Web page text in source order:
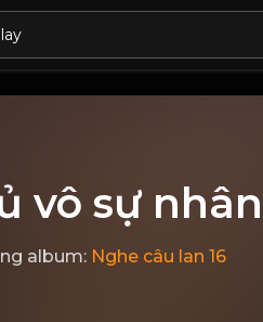
vô sự
album: Nghe câu lan 16